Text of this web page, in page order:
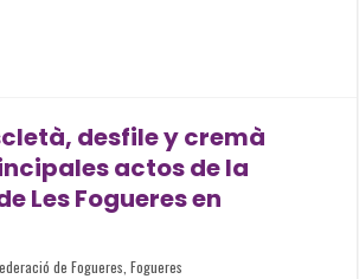
desfile y cremà
actos de la
Les Fogueres en
de Fogueres ,Fogueres